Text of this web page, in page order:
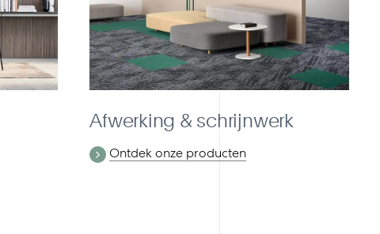
Afwerking & schrijnwerk
Ontdek onze producten